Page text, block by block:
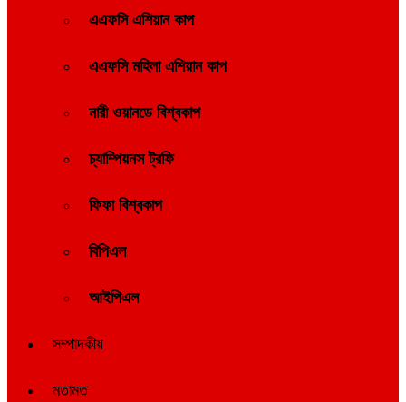
এএফসি এশিয়ান কাপ
এএফসি মহিলা এশিয়ান কাপ
নারী ওয়ানডে বিশ্বকাপ
চ্যাম্পিয়নস ট্রফি
ফিফা বিশ্বকাপ
বিপিএল
আইপিএল
সম্পাদকীয়
মতামত